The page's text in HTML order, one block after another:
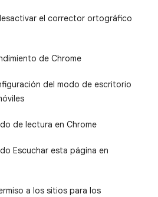
el corrector ortográfico
de Chrome
del modo de escritorio
de lectura en Chrome
Escuchar esta página en
a los sitios para los